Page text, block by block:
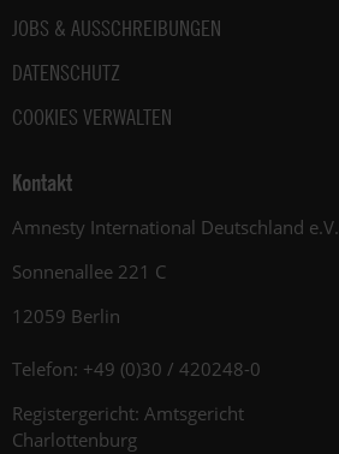
JOBS & AUSSCHREIBUNGEN
DATENSCHUTZ
COOKIES VERWALTEN
Kontakt
Amnesty International Deutschland e.V.
Sonnenallee 221 C
12059 Berlin
Telefon: +49 (0)30 / 420248-0
Registergericht: Amtsgericht
Charlottenburg